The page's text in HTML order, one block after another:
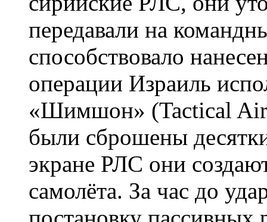
передавали на
способствовало
операции Израиль
«Шимшон» (Tactical
были сброшены
экране РЛС они
самолёта. За час до